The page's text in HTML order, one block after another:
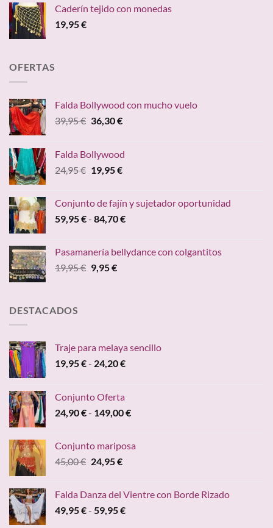
desde
Caderín tejido con monedas
19,95€
OFERTAS
Falda Bollywood con mucho vuelo
39,95€ El
era:
39,95 €.
36,30€El
es:
36,30 €.
Falda Bollywood
24,95€ El
era:
24,95 €.
19,95€El
es:
19,95 €.
Conjunto de fajín y sujetador oportunidad
59,95€- 84,70€Rango
desde
Pasamanería bellydance con colgantitos
19,95€ El
9,95€El
DESTACADOS
Traje para melaya sencillo
19,95€- 24,20€Rango
19,95 €
Conjunto Oferta
24,90€- 149,00€Rango
desde
149,00 €
Conjunto mariposa
45,00€ El
era:
45,00 €.
24,95€El
es:
24,95 €.
Falda Danza del Vientre con Borde Rizado
49,95€- 59,95€Rango